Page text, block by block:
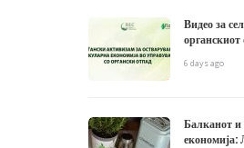
Видео за
органскиот
6 days ago
Балканот и
економија: